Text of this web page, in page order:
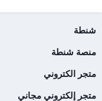
شنطة
منصة شنطة
متجر الكتروني
متجر إلكتروني مجاني